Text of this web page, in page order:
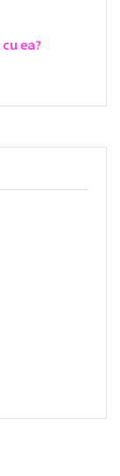
ea?